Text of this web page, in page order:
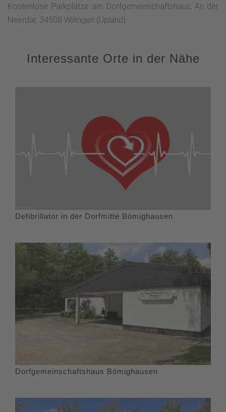
Kostenlose Parkplätze am Dorfgemeinschaftshaus, An der
Neerdar, 34508 Willingen (Upland)
Interessante Orte in der Nähe
Defibrillator in der Dorfmitte Bömighausen
Dorfgemeinschaftshaus Bömighausen